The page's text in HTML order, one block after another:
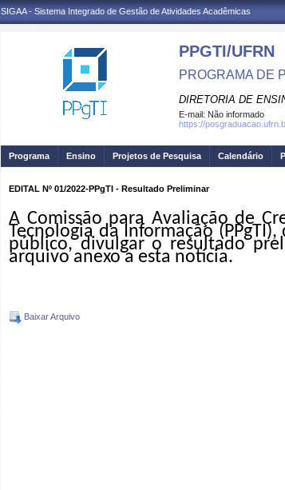
SIGAA - Sistema Integrado de Gestão de Atividades Acadêmicas
PPGTI/UFRN
PROGRAMA DE
DIRETORIA DE
E-mail: Não informado
https://
Programa Ensino Projetos de Pesquisa Calendário
EDITAL Nº 01/2022-PPgTI - Resultado Preliminar
A Comissão para Avaliação de
Tecnologia da Informação
público, divulgar o resultadop
arquivoanexo a esta notícia.
Baixar Arquivo